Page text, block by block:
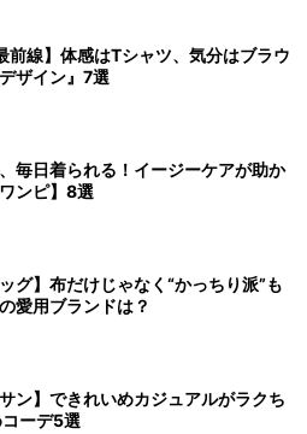
前線】体感はTシャツ、気分はブラウ
ザイン』7選
毎日着られる！イージーケアが助か
ンピ】8選
グ】布だけじゃなく“かっちり派”も
愛用ブランドは？
ン】できれいめカジュアルがラクち
ーデ5選